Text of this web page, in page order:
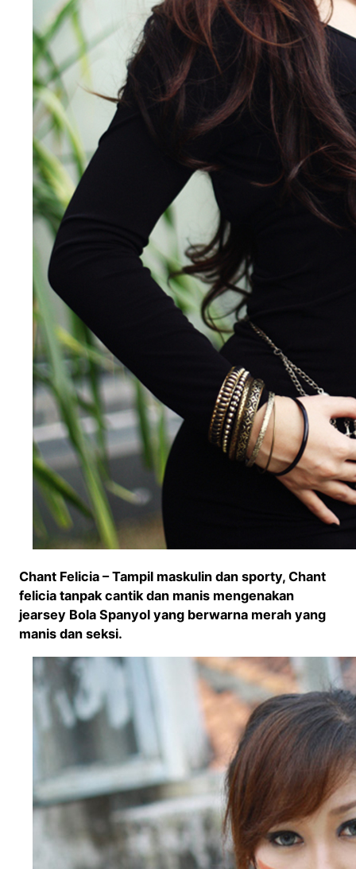
Chant Felicia – Tampil maskulin dan sporty, Chant
felicia tanpak cantik dan manis mengenakan
jearsey Bola Spanyol yang berwarna merah yang
manis dan seksi.